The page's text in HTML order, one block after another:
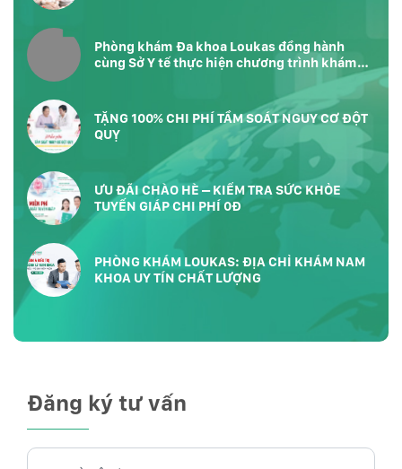
Phòng khám Đa khoa Loukas đồng hành
cùng Sở Y tế thực hiện chương trình khám
TẶNG 100% CHI PHÍ TẦM SOÁT NGUY CƠ ĐỘT
QUỴ
ƯU ĐÃI CHÀO HÈ – KIỂM TRA SỨC KHỎE
TUYẾN GIÁP CHI PHÍ 0Đ
PHÒNG KHÁM LOUKAS: ĐỊA CHỈ KHÁM NAM
KHOA UY TÍN CHẤT LƯỢNG
Đăng ký tư vấn